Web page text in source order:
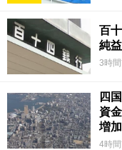
百
純
3時
四
資
増加
4時